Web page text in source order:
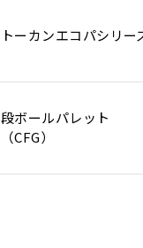
トーカンエコパシリー
段ボールパレット
（CFG）